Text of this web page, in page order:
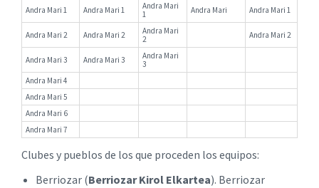
Andra Mari 1 Andra Mari 1
Andra Mari
1
Andra Mari Andra Mari 1
Andra Mari 2 Andra Mari 2
Andra Mari
2
Andra Mari 2
Andra Mari 3 Andra Mari 3
Andra Mari
3
Andra Mari 4
Andra Mari 5
Andra Mari 6
Andra Mari 7
Clubes y pueblos de los que proceden los equipos:
Berriozar (Berriozar Kirol Elkartea). Berriozar